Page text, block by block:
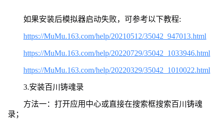
如果安装后模拟器启动失败，可参考以下教程:
https://MuMu.163.com/help/20210512/35042_947013.html
https://MuMu.163.com/help/20220729/35042_1033946.html
https://MuMu.163.com/help/20220329/35042_1010022.html
3.安装百川铸魂录
方法一：打开应用中心或直接在搜索框搜索百川铸魂
录；